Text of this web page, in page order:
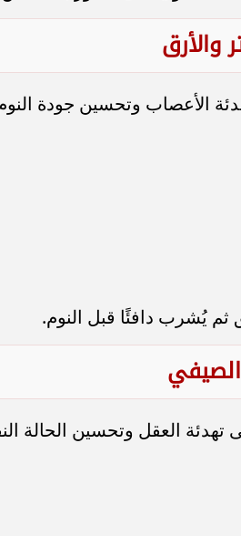
والأرق
الأعصاب وتحسين جودة
يُشرب دافئًا قبل النوم.
تهدئة العقل وتحسين الحالة